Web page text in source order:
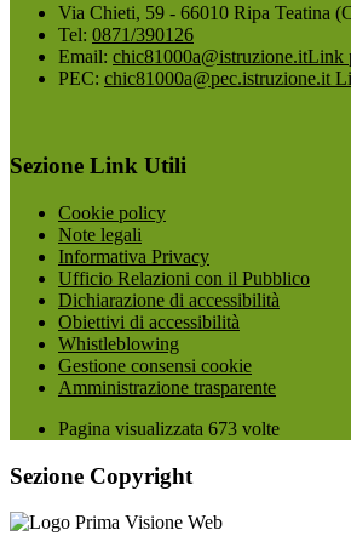
Via Chieti, 59 - 66010 Ripa Teatina
Tel: 0871/390126
Email: chic81000a@istruzione.itLink
PEC: chic81000a@pec.istruzione.it
Sezione Link Utili
Cookie policy
Note legali
Informativa Privacy
Ufficio Relazioni con il Pubblico
Dichiarazione di accessibilità
Obiettivi di accessibilità
Whistleblowing
Gestione consensi cookie
Amministrazione trasparente
Pagina visualizzata 673 volte
Sezione Copyright